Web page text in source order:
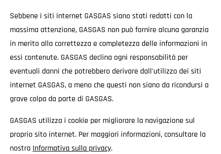
Sebbene i siti internet GASGAS siano stati redatti con la
massima attenzione, GASGAS non può fornire alcuna garanzia
in merito alla correttezza e completezza delle informazioni in
essi contenute. GASGAS declina ogni responsabilità per
eventuali danni che potrebbero derivare dall'utilizzo dei siti
internet GASGAS, a meno che questi non siano da ricondursi a
grave colpa da parte di GASGAS.
GASGAS utilizza i cookie per migliorare la navigazione sul
proprio sito internet. Per maggiori informazioni, consultare la
nostra Informativa sulla privacy.